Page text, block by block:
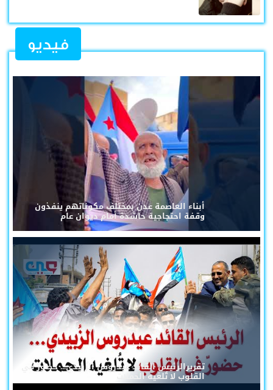
فيديو
أبناء العاصمة عدن بمختلف مكوناتهم ينفذون
وقفة احتجاجية حاشدة أمام ديوان عام
تقريرالرئيس القائد عيدروس الزُبيدي... حضورٌ في
القلوب لا تُلغيه الحملات